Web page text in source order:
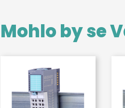
Mohlo by se